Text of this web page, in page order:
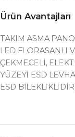
Ürün Avantajları
TAKIM ASMA
LED FLORASANLI
ÇEKMECELİ,
YÜZEYİ ESD
ESD